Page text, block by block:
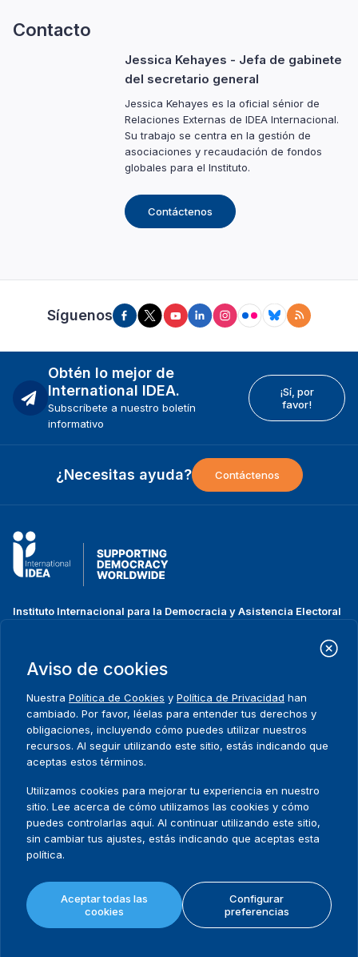
Contacto
Jessica Kehayes - Jefa de gabinete
del secretario general
Jessica Kehayes es la oficial sénior de
Relaciones Externas de IDEA Internacional.
Su trabajo se centra en la gestión de
asociaciones y recaudación de fondos
globales para el Instituto.
Contáctenos
Síguenos
Obtén lo mejor de
International IDEA.
Subscríbete a nuestro boletín
informativo
¡Sí, por
favor!
¿Necesitas ayuda? Contáctenos
Instituto Internacional para la Democracia y Asistencia Electoral
Strömsborgsbron 1
SE-103 34 Estocolmo
+46 8 698 37 00
Footer
menu
Inicio
Sobre nosotros
Dónde trabajamos
Publicaciones
Datos y herramientas
Projectos
Prensa
Contact
Release Agreement Form
Términos y condiciones
Política de privacidad
Mapa del sitio
Aviso de cookies
Nuestra Política de Cookies y Política de Privacidad han
cambiado. Por favor, léelas para entender tus derechos y
obligaciones, incluyendo cómo puedes utilizar nuestros
recursos. Al seguir utilizando este sitio, estás indicando que
aceptas estos términos.
Utilizamos cookies para mejorar tu experiencia en nuestro
sitio. Lee acerca de cómo utilizamos las cookies y cómo
puedes controlarlas aquí. Al continuar utilizando este sitio,
sin cambiar tus ajustes, estás indicando que aceptas esta
política.
Aceptar todas las
cookies
Configurar
preferencias